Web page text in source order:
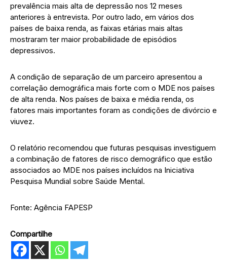
prevalência mais alta de depressão nos 12 meses
anteriores à entrevista. Por outro lado, em vários dos
países de baixa renda, as faixas etárias mais altas
mostraram ter maior probabilidade de episódios
depressivos.
A condição de separação de um parceiro apresentou a
correlação demográfica mais forte com o MDE nos países
de alta renda. Nos países de baixa e média renda, os
fatores mais importantes foram as condições de divórcio e
viuvez.
O relatório recomendou que futuras pesquisas investiguem
a combinação de fatores de risco demográfico que estão
associados ao MDE nos países incluídos na Iniciativa
Pesquisa Mundial sobre Saúde Mental.
Fonte: Agência FAPESP
Compartilhe